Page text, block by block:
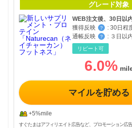
グレード対象
WEB注文後、30日以
獲得反映
？ : 30日程
通帳反映
？ : ３日以
リピート可
6.0%
マイルを貯める
+5%mile
すぐたまはアフィリエイト広告など、プロモーション広